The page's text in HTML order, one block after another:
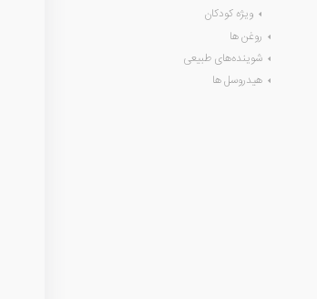
ویژه کودکان
روغن ها
شوینده‌های طبیعی
هیدروسل ها